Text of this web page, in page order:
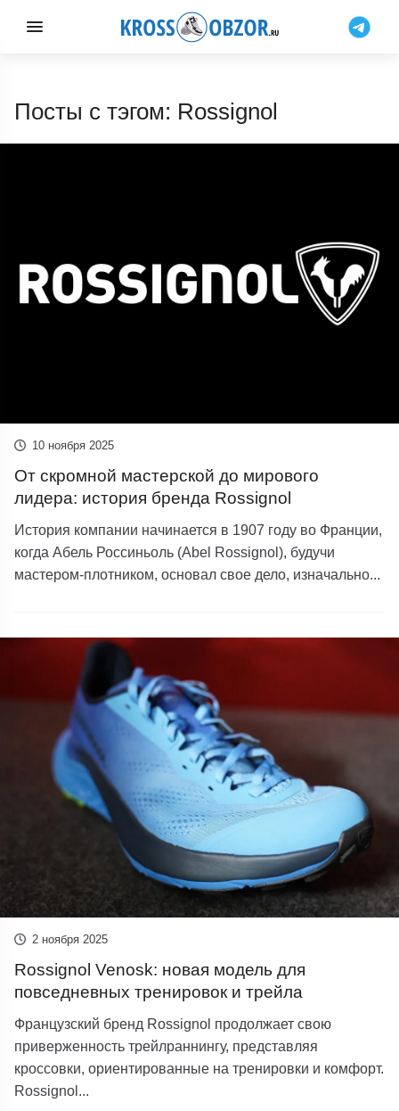
Посты с тэгом: Rossignol
10 ноября 2025
От скромной мастерской до мирового
лидера: история бренда Rossignol
История компании начинается в 1907 году во Франции,
когда Абель Россиньоль (Abel Rossignol), будучи
мастером-плотником, основал свое дело, изначально...
2 ноября 2025
Rossignol Venosk: новая модель для
повседневных тренировок и трейла
Французский бренд Rossignol продолжает свою
приверженность трейлраннингу, представляя
кроссовки, ориентированные на тренировки и комфорт.
Rossignol...